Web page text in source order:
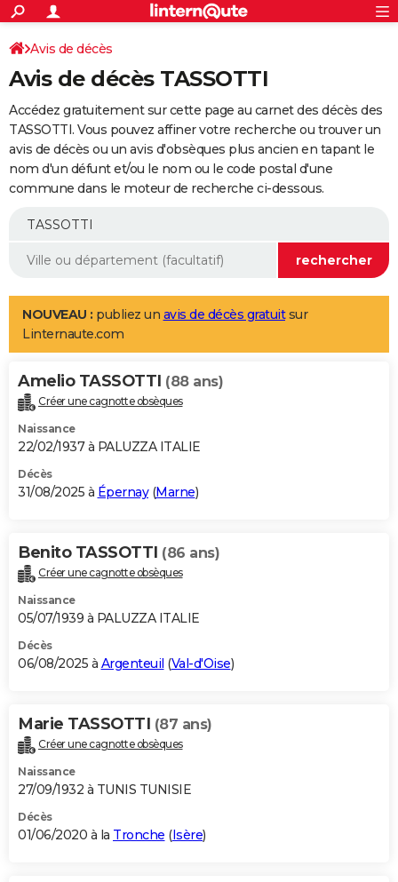
ACTUALITÉS
Politique
Société
Faits Divers
Education
Monde
Villes
+
SPORT
Coupe du monde 2026
Football
Tennis
Cyclisme
Rugby
Forum
Programme TV
TNT
Streaming
Cinéma
Sorties cinéma
Musique
+FINANCE
Retraite
Epargne
Immobilier
Risques naturels par ville
Banque
Assurance
AUTO
Essais
Réserver un essai
Citadines
Berlines
SUV
Forum auto
+
Mobiles
Meilleur smartphone
Internet
Ordinateurs
Jeux vidéo
Guide high-tech
Aménagement intérieur
LIFESTYLE
Art de vivre
Bien-être
Loisirs
Mode
Modes de vie
Alimentation
Guide de la santé
Maladies
Médicaments
Sommeil
VOYAGE
Destinations
City break
Voyage nature
Voyage de noces
Forum
Climat
+PHOTO
GUIDES D'ACHAT
BONS PLANS
Carte de Noël
Carte Bonne année
Carte Saint-Valentin
Carte Pâques
Carte d'anniversaire
DICTIONNAIRE
Dictionnaire
Biographies
Citations
Expressions
Proverbes
PROGRAMME TV
S'inscrire
Se connecter
Lycées
Collèges
Primaires
Universités
Entreprises
Service militaire
Avis de recherche
AVIS DE DÉCÈS
Bricolage
Lifestyle
Culture
Sport
Auto
Television
Voyage
Cinema
Avis de décès
Avis de décès TASSOTTI
Accédez gratuitement sur cette page au carnet des décès des
TASSOTTI. Vous pouvez affiner votre recherche ou trouver un
avis de décès ou un avis d'obsèques plus ancien en tapant le
nom d'un défunt et/ou le nom ou le code postal d'une
commune dans le moteur de recherche ci-dessous.
NOUVEAU : publiez un avis de décès gratuitsur
Linternaute.com
Amelio TASSOTTI (88 ans)
Créer une cagnotte obsèques
Naissance
22/02/1937 à PALUZZA ITALIE
Décès
31/08/2025 à Épernay(Marne)
Benito TASSOTTI (86 ans)
Créer une cagnotte obsèques
Naissance
05/07/1939 à PALUZZA ITALIE
Décès
06/08/2025 à Argenteuil (Val-d'Oise)
Marie TASSOTTI (87 ans)
Créer une cagnotte obsèques
Naissance
27/09/1932 à TUNIS TUNISIE
Décès
01/06/2020 à la Tronche (Isère)